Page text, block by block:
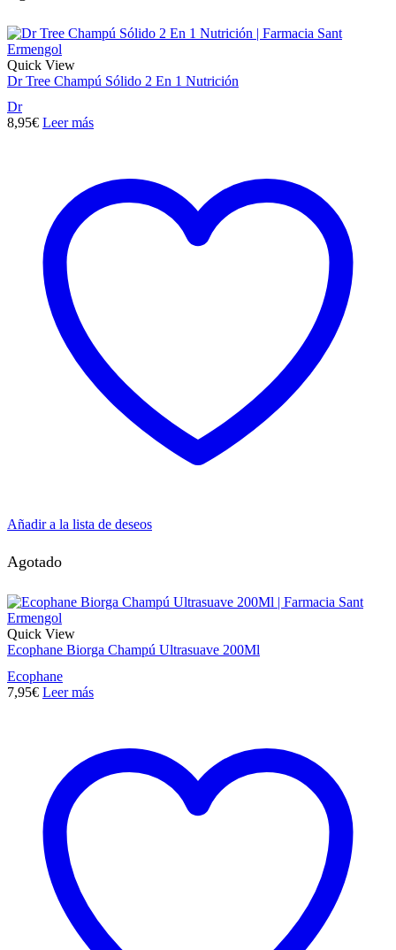
Quick View
Dr Tree Champú Sólido 2 En 1 Nutrición
Dr
8,95€ Leer más
Añadir a la lista de deseos
Agotado
Quick View
Ecophane Biorga Champú Ultrasuave 200Ml
Ecophane
7,95€ Leer más